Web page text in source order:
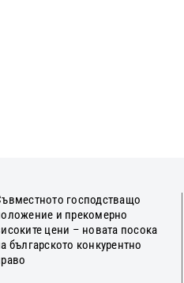
господстващо
и прекомерно
цени – новата посока
българското конкурентно